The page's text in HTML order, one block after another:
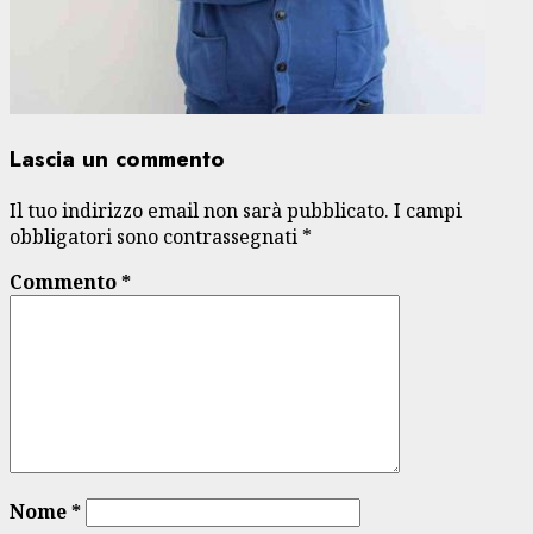
Lascia un commento
Il tuo indirizzo email non sarà pubblicato. I campi
obbligatori sono contrassegnati *
Commento*
Nome*